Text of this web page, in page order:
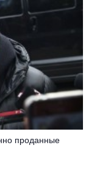
проданные